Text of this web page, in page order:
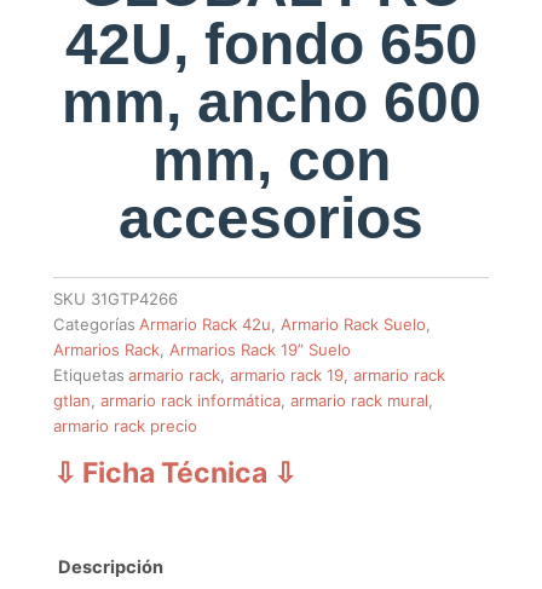
42U, fondo 650
mm, ancho 600
mm, con
accesorios
SKU 31GTP4266
Categorías Armario Rack 42u Armario Rack Suelo
Armarios Rack Armarios Rack 19” Suelo
Etiquetas armario rack ,armario rack 19 ,armario rack
gtlan ,armario rack informática ,armario rack mural
armario rack precio
⇩ Ficha Técnica ⇩
Descripción